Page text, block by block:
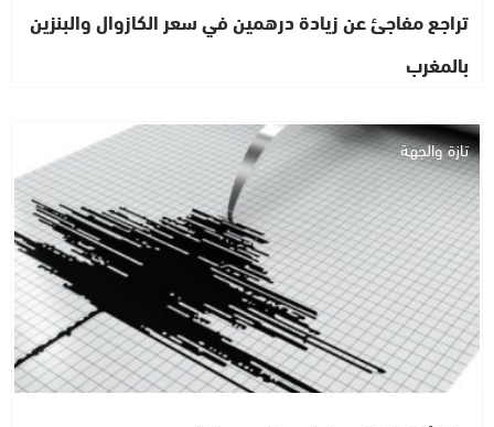
تراجع مفاجئ عن زيادة درهمين في سعر الكازوال والبنزين
بالمغرب
تازة والجهة